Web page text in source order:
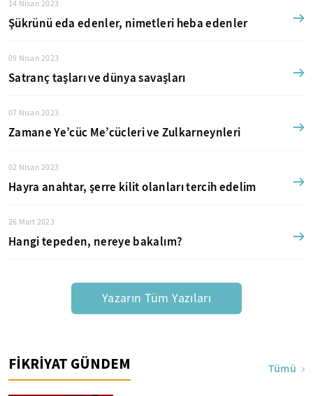
14 Nisan 2023
Şükrünü eda edenler, nimetleri heba edenler
09 Nisan 2023
Satranç taşları ve dünya savaşları
07 Nisan 2023
Zamane Ye’cüc Me’cücleri ve Zulkarneynleri
02 Nisan 2023
Hayra anahtar, şerre kilit olanları tercih edelim
26 Mart 2023
Hangi tepeden, nereye bakalım?
Yazarın Tüm Yazıları
FİKRİYAT GÜNDEM Tümü